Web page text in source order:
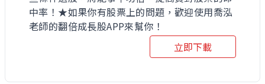
中率！★如果你有股票上的問題，歡迎使用喬泓
老師的翻倍成長股APP來幫你！
立即下載